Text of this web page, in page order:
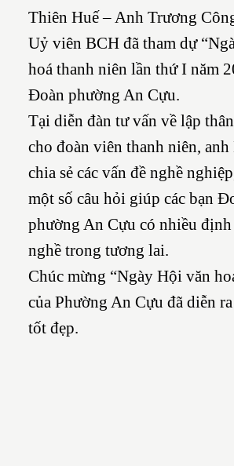
Thiên Huế – Anh Trương
Uỷ viên BCH đã tham dự
hoá thanh niên lần thứ I năm
Đoàn phường An Cựu.
Tại diễn đàn tư vấn về lập
cho đoàn viên thanh niên, anh
chia sẻ các vấn đề nghề
một số câu hỏi giúp các bạn
phường An Cựu có nhiều
nghề trong tương lai.
Chúc mừng “Ngày Hội văn
của Phường An Cựu đã diễn
tốt đẹp.